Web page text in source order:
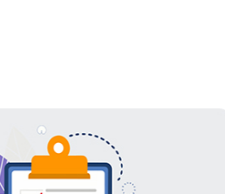
先进的技术，保证了其稳定性。